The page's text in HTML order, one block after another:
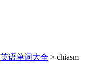
英语单词大全 > chiasm